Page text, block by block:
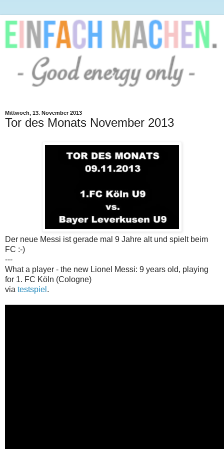
Mittwoch, 13. November 2013
Tor des Monats November 2013
Der neue Messi ist gerade mal 9 Jahre alt und spielt beim
FC :-)
---
What a player - the new Lionel Messi: 9 years old, playing
for 1. FC Köln (Cologne)
via testspiel .